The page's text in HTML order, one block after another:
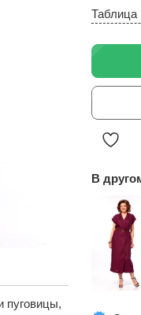
пуговицы,
Таблица
В